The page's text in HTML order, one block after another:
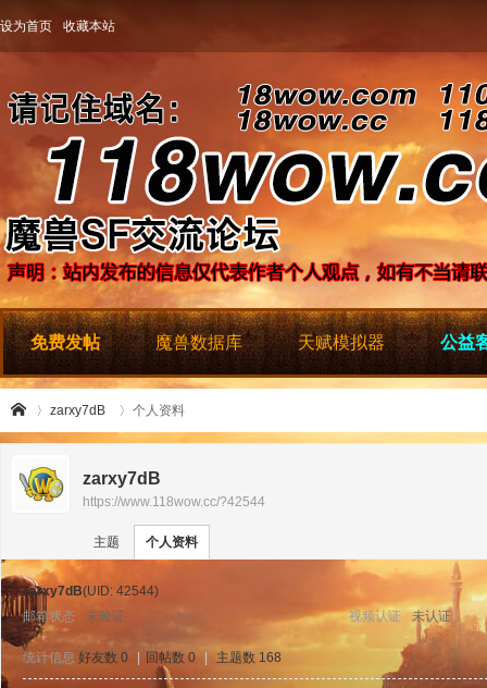
设为首页 收藏本站
免费发帖 魔兽数据库 天赋模拟器 公益
zarxy7dB
›
个人资料
zarxy7dB
https://www.118wow.cc/?42544
主题 个人资料
zarxy7dB(UID: 42544)
邮箱状态
未验证 视频认证 未认证
统计信息 好友数 0 回帖数 0 主题数 168